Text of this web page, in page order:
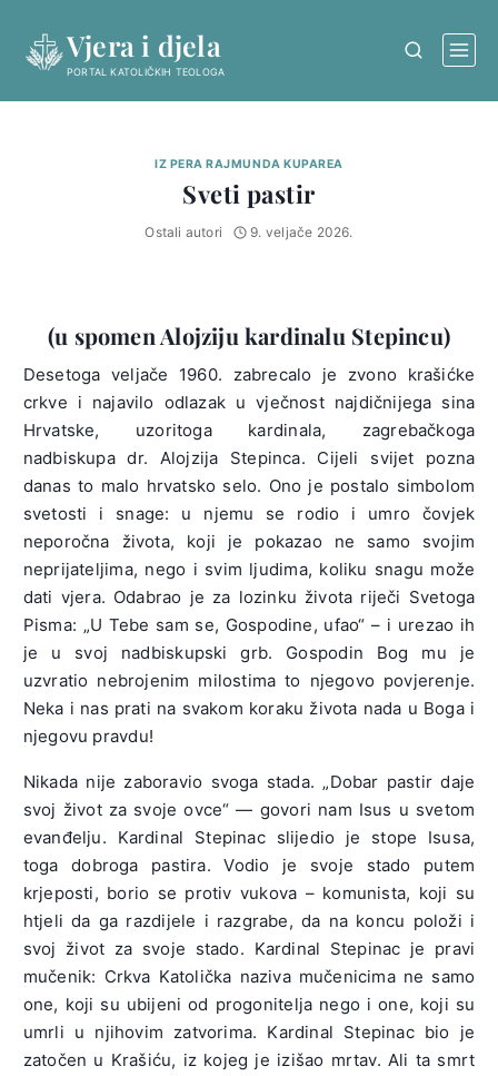
content
Vjera i djela
PORTAL KATOLIČKIH TEOLOGA
IZ PERA RAJMUNDA KUPAREA
Sveti pastir
Ostali autori 9. veljače 2026.
(u spomen Alojziju kardinalu Stepincu)
Desetoga veljače 1960. zabrecalo je zvono krašićke
crkve i najavilo odlazak u vječnost najdičnijega sina
Hrvatske, uzoritoga kardinala, zagrebačkoga
nadbiskupa dr. Alojzija Stepinca. Cijeli svijet pozna
danas to malo hrvatsko selo. Ono je postalo simbolom
svetosti i snage: u njemu se rodio i umro čovjek
neporočna života, koji je pokazao ne samo svojim
neprijateljima, nego i svim ljudima, koliku snagu može
dati vjera. Odabrao je za lozinku života riječi Svetoga
Pisma: „U Tebe sam se, Gospodine, ufao“ – i urezao ih
je u svoj nadbiskupski grb. Gospodin Bog mu je
uzvratio nebrojenim milostima to njegovo povjerenje.
Neka i nas prati na svakom koraku života nada u Boga i
njegovu pravdu!
Nikada nije zaboravio svoga stada. „Dobar pastir daje
svoj život za svoje ovce“ — govori nam Isus u svetom
evanđelju. Kardinal Stepinac slijedio je stope Isusa,
toga dobroga pastira. Vodio je svoje stado putem
krjeposti, borio se protiv vukova – komunista, koji su
htjeli da ga razdijele i razgrabe, da na koncu položi i
svoj život za svoje stado. Kardinal Stepinac je pravi
mučenik: Crkva Katolička naziva mučenicima ne samo
one, koji su ubijeni od progonitelja nego i one, koji su
umrli u njihovim zatvorima. Kardinal Stepinac bio je
zatočen u Krašiću, iz kojeg je izišao mrtav. Ali ta smrt